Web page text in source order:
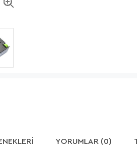
YORUMLAR (0)